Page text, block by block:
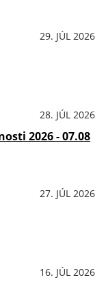
29. JÚL 2026
28. JÚL 2026
2026 - 07.08
27. JÚL 2026
16. JÚL 2026